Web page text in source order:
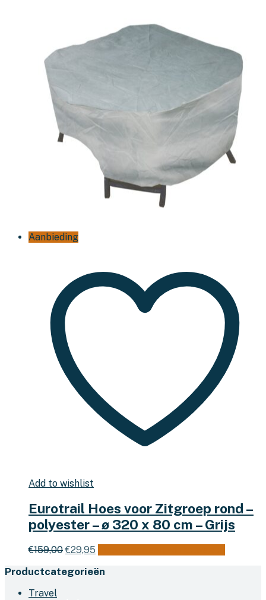
Aanbieding
Add to wishlist
Eurotrail Hoes voor Zitgroep rond –
polyester – ø 320 x 80 cm – Grijs
€159,00Oorspronkelijke
was:
€29,95
is:
Productcategorieën
Travel